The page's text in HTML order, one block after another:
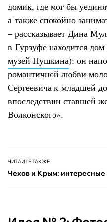
домик, где мог бы
а также спокойно
– рассказывает Дина
в Гурзуфе находится
музей Пушкина): он
романтичной любви
Сергеевича к младшей
впоследствии ставшей
Волконского».
ЧИТАЙТЕ ТАКЖЕ
Чехов и Крым: интересные